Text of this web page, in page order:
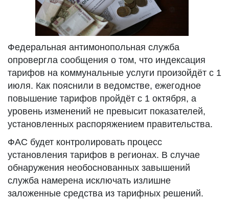
Федеральная антимонопольная служба
опровергла сообщения о том, что индексация
тарифов на коммунальные услуги произойдёт с 1
июля. Как пояснили в ведомстве, ежегодное
повышение тарифов пройдёт с 1 октября, а
уровень изменений не превысит показателей,
установленных распоряжением правительства.
ФАС будет контролировать процесс
установления тарифов в регионах. В случае
обнаружения необоснованных завышений
служба намерена исключать излишне
заложенные средства из тарифных решений.